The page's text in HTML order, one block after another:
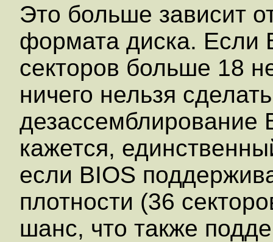
Это больше зависит
формата диска. Если
секторов больше 18
ничего нельзя
дезассемблирование
кажется,
если BIOS
плотности (36
шанс, что также